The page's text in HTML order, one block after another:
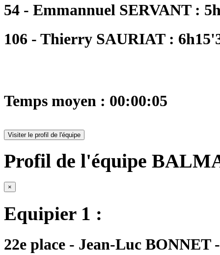
54 - Emmannuel SERVANT :
106 - Thierry SAURIAT :
Temps moyen : 00:00:05
Visiter le profil de l'équipe
Profil de l'équipe
×
Equipier 1 :
22e place - Jean-Luc